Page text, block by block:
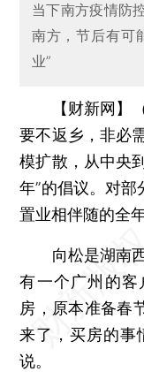
当下南方疫情防
南方，节后有可
业”
【财新网】
要不返乡，非必
模扩散，从中央
年”的倡议。对
置业相伴随的全
向松是湖南西
有一个广州的
房，原本准备春
来了，买房的事
说。